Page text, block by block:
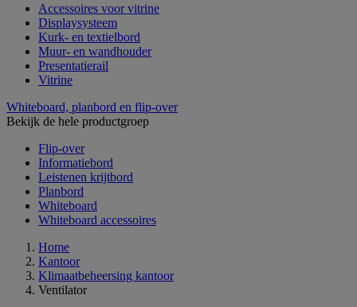
Accessoires voor vitrine
Displaysysteem
Kurk- en textielbord
Muur- en wandhouder
Presentatierail
Vitrine
Whiteboard, planbord en flip-over
Bekijk de hele productgroep
Flip-over
Informatiebord
Leistenen krijtbord
Planbord
Whiteboard
Whiteboard accessoires
Home
Kantoor
Klimaatbeheersing kantoor
Ventilator